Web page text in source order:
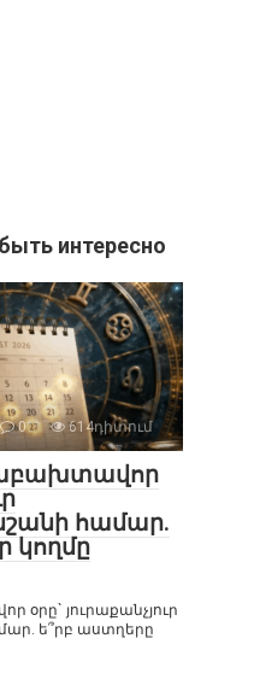
интересно
0 614դիտում
համար.
կողմը
յուրաքանչյուր
ե՞րբ աստղերը